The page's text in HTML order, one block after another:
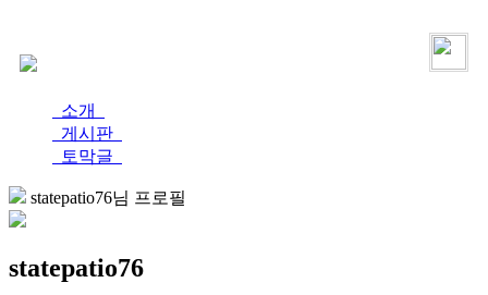
소개
게시판
토막글
statepatio76님 프로필
statepatio76